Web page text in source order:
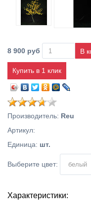
8 900 руб
Купить в 1 клик
Производитель: Reu
Артикул:
Единица: шт.
Выберите цвет:
Характеристики: